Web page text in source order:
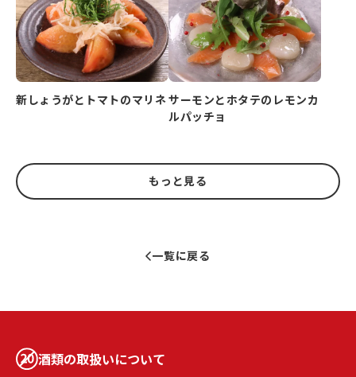
新しょうがとトマトのマリネサーモンとホタテのレモンカ
ルパッチョ
もっと見る
一覧に戻る
酒類の取扱いについて